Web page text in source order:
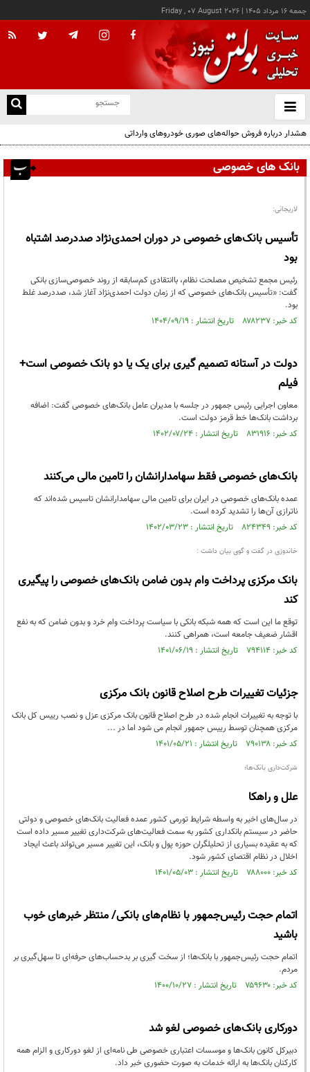
جمعه ۱۶ مرداد ۱۴۰۵ |
Friday , 07 August 2026
باز
و
هشدار درباره فروش حواله‌های صوری خودروهای وارداتی
بانک های خصوصی
لاریجانی:
تأسیس بانک‌های خصوصی در دوران احمدی‌نژاد صددرصد اشتباه
بود
رئیس مجمع تشخیص مصلحت نظام، باانتقادی کم‌سابقه از روند خصوصی‌سازی بانکی
گفت: «تأسیس بانک‌های خصوصی که از زمان دولت احمدی‌نژاد آغاز شد، صددرصد غلط
بود.
کد خبر: ۸۷۸۲۳۷ تاریخ انتشار : ۱۴۰۴/۰۹/۱۹
دولت در آستانه تصمیم گیری برای یک یا دو بانک خصوصی است+
فیلم
معاون اجرایی رئیس جمهور در جلسه با مدیران عامل بانک‌های خصوصی گفت: اضافه
برداشت بانک‌ها خط قرمز دولت است.
کد خبر: ۸۳۱۹۱۶ تاریخ انتشار : ۱۴۰۲/۰۷/۲۴
بانک‌های خصوصی فقط سهامدارانشان را تامین مالی می‌کنند
عمده بانک‌های خصوصی در ایران برای تامین مالی سهامدارانشان تاسیس شده‌اند که
ناترازی آن‌ها را تشدید کرده است.
کد خبر: ۸۲۴۳۴۹ تاریخ انتشار : ۱۴۰۲/۰۳/۲۳
خاندوزی در گفت و گوی بیان داشت :
بانک مرکزی پرداخت وام بدون ضامن بانک‌های خصوصی را پیگیری
کند
توقع ما این است که همه شبکه بانکی با سیاست پرداخت وام خرد و بدون ضامن که به نفع
اقشار ضعیف جامعه است، همراهی کنند.
کد خبر: ۷۹۴۱۱۴ تاریخ انتشار : ۱۴۰۱/۰۶/۱۹
جزئیات تغییرات طرح اصلاح قانون بانک مرکزی
با توجه به تغییرات انجام شده در طرح اصلاح قانون بانک مرکزی عزل و نصب رییس کل بانک
مرکزی همچنان توسط رییس جمهور انجام می شود اما در ...
کد خبر: ۷۹۰۱۳۸ تاریخ انتشار : ۱۴۰۱/۰۵/۲۱
شرکت‌داری بانک‌ها؛
علل و راهکا
در سال‌های اخیر به‌ واسطه شرایط تورمی کشور عمده فعالیت بانک‌های خصوصی و دولتی
حاضر در سیستم بانکداری کشور به سمت فعالیت‌‌های شرکت‌داری تغییر مسیر داده است
که به عقیده بسیاری از تحلیلگران حوزه پول و بانک، این تغییر مسیر می‌تواند باعث ایجاد
اخلال در نظام اقتصای کشور شود.
کد خبر: ۷۸۸۰۰۰ تاریخ انتشار : ۱۴۰۱/۰۵/۰۳
اتمام حجت رئیس‌جمهور با نظام‌های بانکی/ منتظر خبرهای خوب
باشید
اتمام حجت رئیس‌جمهور با بانک‌ها؛ از سخت گیری بر بدحساب‌های حرفه‌ای تا سهل‌گیری بر
مردم.
کد خبر: ۷۵۹۶۳۰ تاریخ انتشار : ۱۴۰۰/۱۰/۲۷
دورکاری بانک‌های خصوصی لغو شد
دبیرکل کانون بانک‌ها و موسسات اعتباری خصوصی طی نامه‌ای از لغو دورکاری و الزام همه
کارکنان بانک‌ها به ارائه خدمات به صورت حضوری خبر داد.